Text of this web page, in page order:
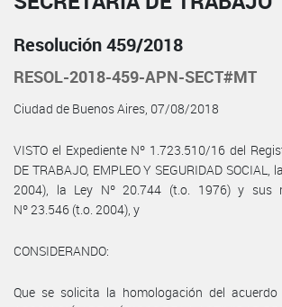
Resolución 459/2018
RESOL-2018-459-APN-SECT#MT
Ciudad de Buenos Aires, 07/08/2018
VISTO el Expediente Nº 1.723.510/16 del
DE TRABAJO, EMPLEO Y SEGURIDAD SOCIAL,
2004), la Ley Nº 20.744 (t.o. 1976) y sus
Nº 23.546 (t.o. 2004), y
CONSIDERANDO:
Que se solicita la homologación del